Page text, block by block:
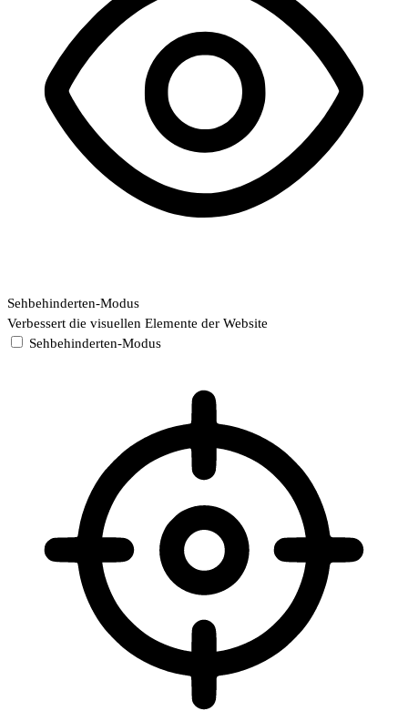
Sehbehinderten-Modus
Verbessert die visuellen Elemente der Website
Sehbehinderten-Modus